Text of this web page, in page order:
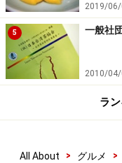
2019/06/
5 一般社
2010/04/
ラ
All About > グルメ >